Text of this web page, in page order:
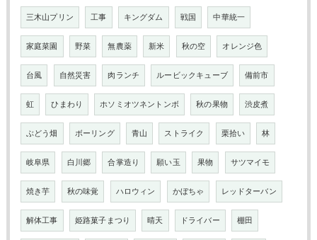
三木山プリン 工事 キングダム 戦国 中華統一
家庭菜園 野菜 無農薬 新米 秋の空 オレンジ色
台風 自然災害 肉ランチ ルービックキューブ 備前市
虹 ひまわり ホソミオツネントンボ 秋の果物 渋皮煮
ぶどう畑 ボーリング 青山 ストライク 栗拾い 林
岐阜県 白川郷 合掌造り 願い玉 果物 サツマイモ
焼き芋 秋の味覚 ハロウィン かぼちゃ レッドターバン
解体工事 姫路菓子まつり 晴天 ドライバー 棚田